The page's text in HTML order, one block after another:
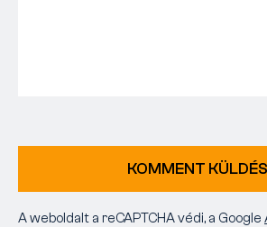
KOMMENT
A weboldalt a reCAPTCHA védi, a Google